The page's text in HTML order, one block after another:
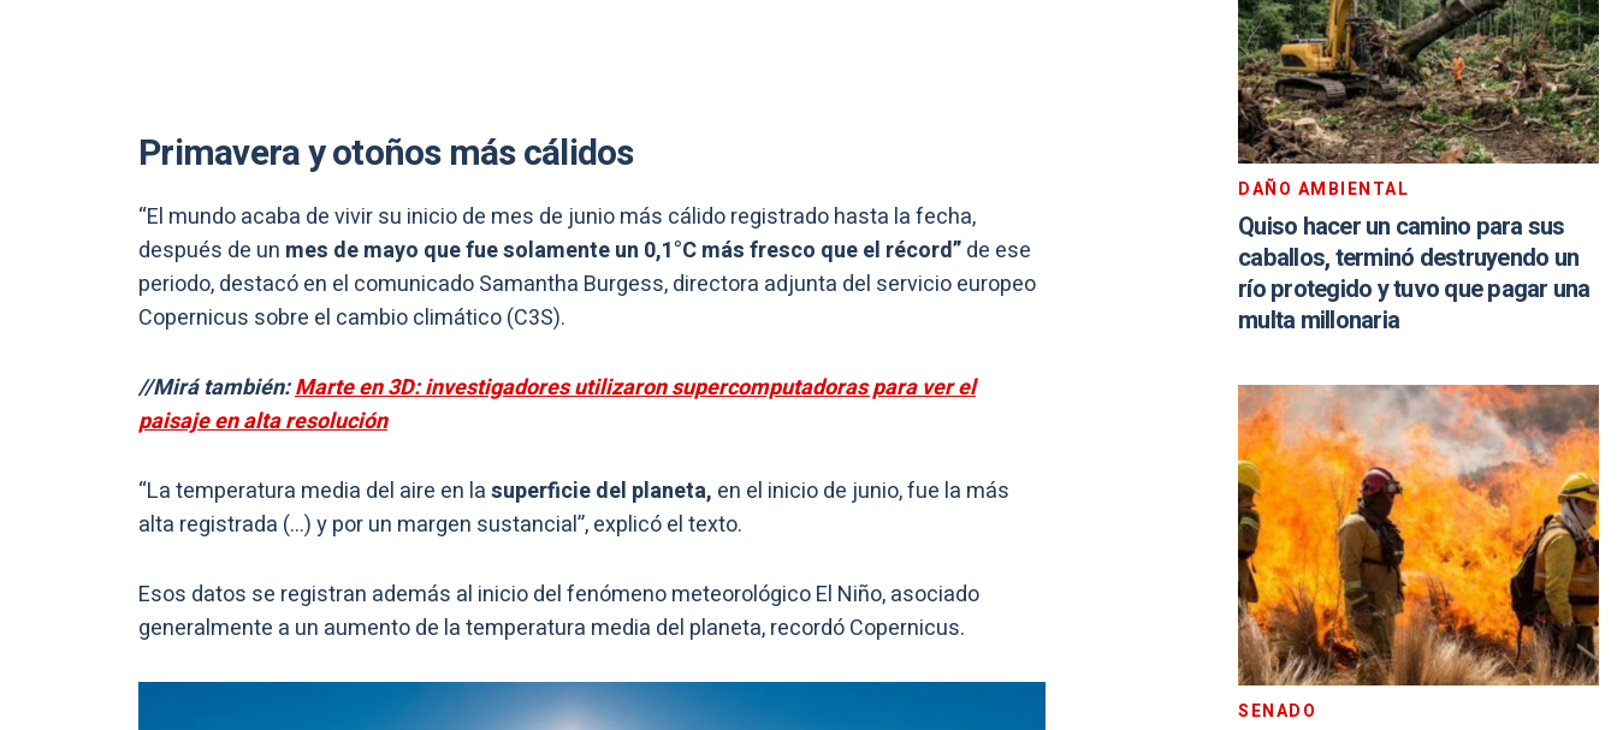
Primavera y otoños más cálidos
“El mundo acaba de vivir su inicio de mes de junio más cálido registrado hasta la fecha,
después de un mes de mayo que fue solamente un 0,1°C más fresco que el récord”de ese
periodo, destacó en el comunicado Samantha Burgess, directora adjunta del servicio europeo
Copernicus sobre el cambio climático (C3S).
//Mirá también:Marte en 3D: investigadores utilizaron supercomputadoras para ver el
paisaje en alta resolución
“La temperatura media del aire en lasuperficie del planeta, en el inicio de junio, fue la más
alta registrada (…) y por un margen sustancial”, explicó el texto.
Esos datos se registran además al inicio del fenómeno meteorológico El Niño, asociado
generalmente a un aumento de la temperatura media del planeta, recordó Copernicus.
DAÑO AMBIENTAL
Quiso hacer un camino para sus
caballos, terminó destruyendo un
río protegido y tuvo que pagar una
multa millonaria
SENADO